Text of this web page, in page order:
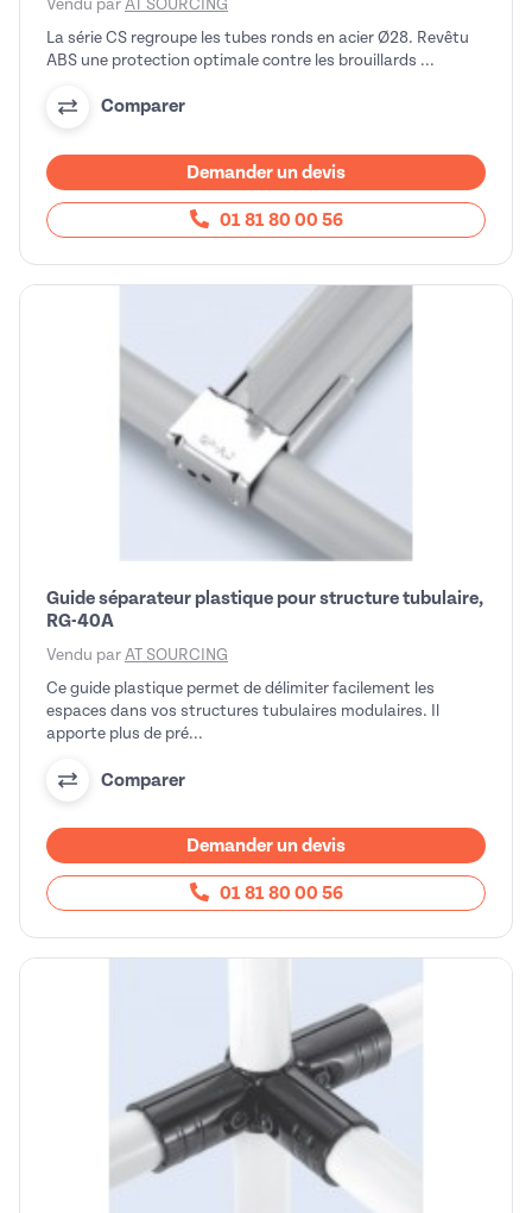
Vendu par AT SOURCING
La série CS regroupe les tubes ronds en acier Ø28. Revêtu
ABS une protection optimale contre les brouillards ...
Comparer
Demander un devis
01 81 80 00 56
Guide séparateur plastique pour structure tubulaire,
RG-40A
Vendu par AT SOURCING
Ce guide plastique permet de délimiter facilement les
espaces dans vos structures tubulaires modulaires. Il
apporte plus de pré...
Comparer
Demander un devis
01 81 80 00 56